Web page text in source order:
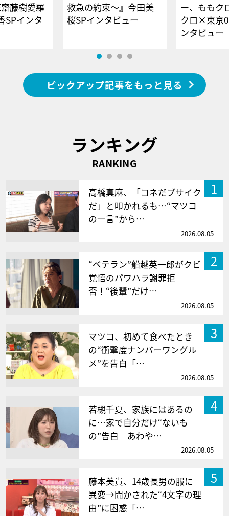
藤樹愛羅
SPインタ
救急の約束～』今田美
桜SPインタビュー
ー、ももク
クロ×東京
ンタビュー
ピックアップ記事をもっと見る
ランキング
RANKING
1
高橋真麻、「コネだブサイク
だ」と叩かれるも…“マツコ
の一言”から…
2026.08.05
2
“ベテラン”船越英一郎がクビ
覚悟のパワハラ謝罪拒
否！“後輩”だけ…
2026.08.05
3
マツコ、初めて食べたとき
の“衝撃度ナンバーワングル
メ”を告白「…
2026.08.05
4
若槻千夏、家族にはあるの
に…家で自分だけ“ないも
の”告白 あわや…
2026.08.05
5
藤本美貴、14歳長男の服に
異変→聞かされた“4文字の理
由”に困惑「…